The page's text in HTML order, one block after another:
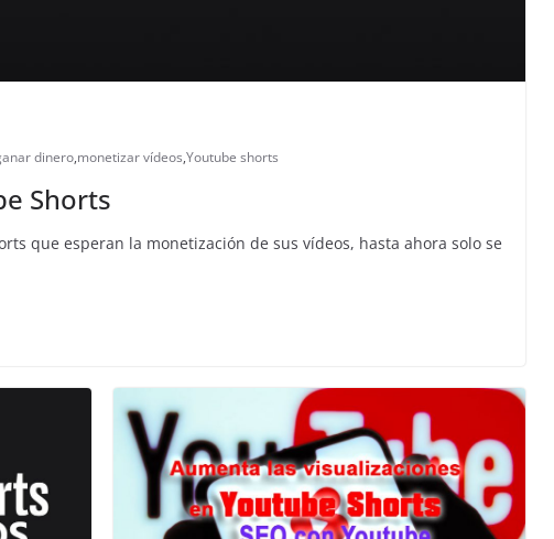
dinero,monetizar vídeos,Youtube shorts
Shorts
que esperan la monetización de sus vídeos, hasta ahora solo se